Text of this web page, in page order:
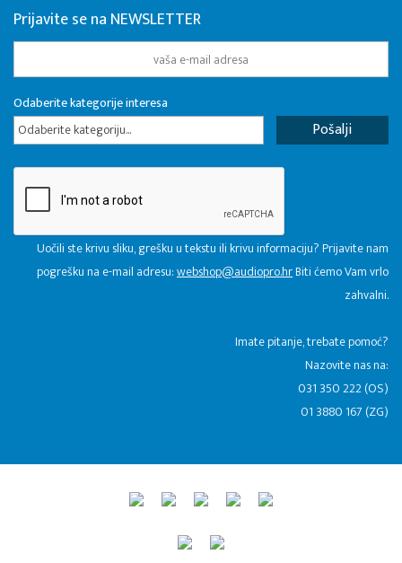
Prijavite se na NEWSLETTER
Odaberite kategorije interesa
Odaberite kategoriju...
Uočili ste krivu sliku, grešku u tekstu ili krivu informaciju? Prijavite nam
pogrešku na e-mail adresu:webshop@audiopro.hrBiti ćemo Vam vrlo
zahvalni.
​Imate pitanje, trebate pomoć?
Nazovite nas na:
031 350 222 (OS)
01 3880 167 (ZG)